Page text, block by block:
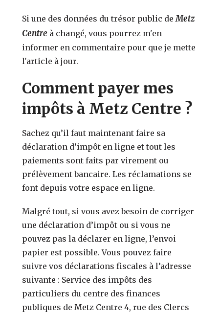
Si une des données du trésor public deMetz
Centre à changé, vous pourrez m'en
informer en commentaire pour que je mette
l'article à jour.
Comment payer mes
impôts à Metz Centre ?
Sachez qu’il faut maintenant faire sa
déclaration d’impôt en ligne et tout les
paiements sont faits par virement ou
prélèvement bancaire. Les réclamations se
font depuis votre espace en ligne.
Malgré tout, si vous avez besoin de corriger
une déclaration d’impôt ou si vous ne
pouvez pas la déclarer en ligne, l’envoi
papier est possible. Vous pouvez faire
suivre vos déclarations fiscales à l’adresse
suivante : Service des impôts des
particuliers du centre des finances
publiques de Metz Centre 4, rue des Clercs